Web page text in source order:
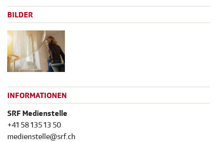
BILDER
INFORMATIONEN
SRF Medienstelle
+41 58 135 13 50
medienstelle@srf.ch